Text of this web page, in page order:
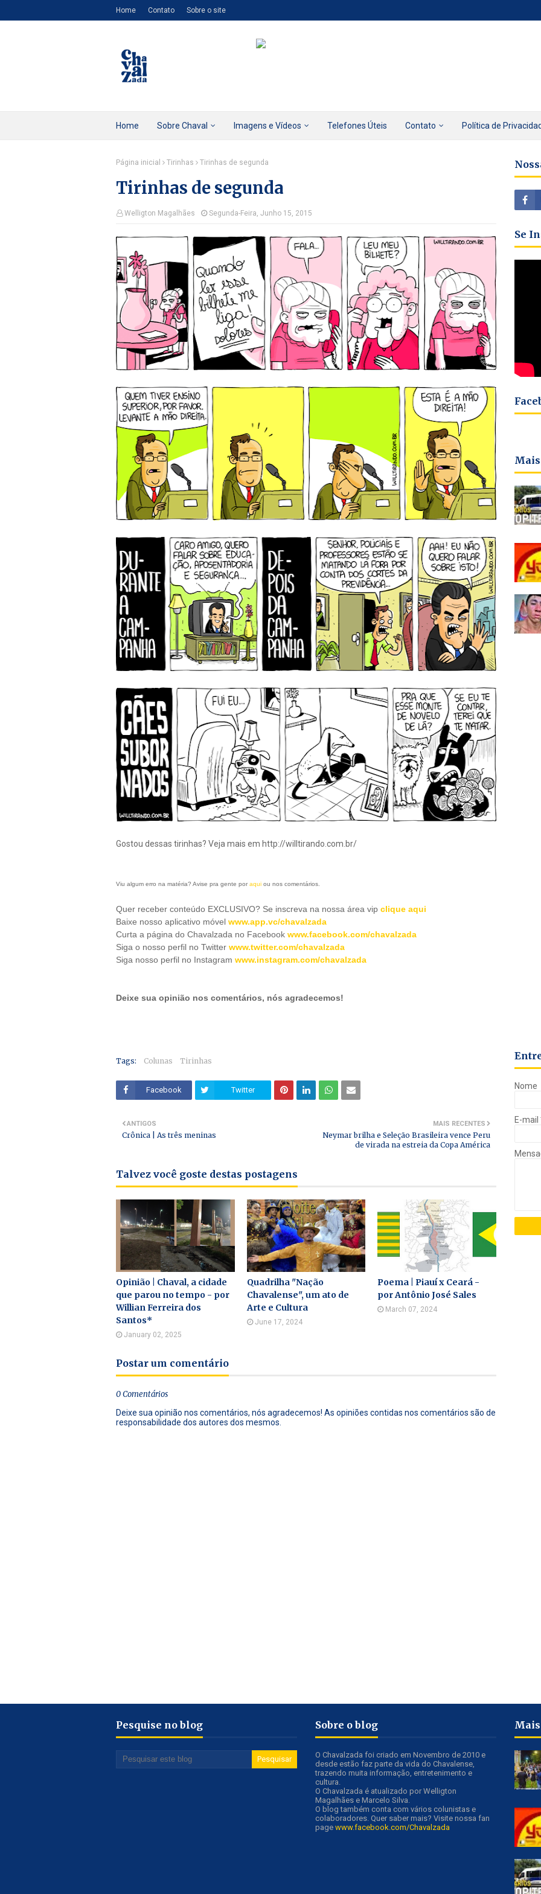
Home Contato Sobre o site
Home Sobre Chaval Imagens e Vídeos Telefones Úteis Contato Política de
Página inicial Tirinhas Tirinhas de segunda
Tirinhas de segunda
Welligton Magalhães Segunda-Feira, Junho 15, 2015
Gostou dessas tirinhas? Veja mais em http://willtirando.com.br/
Viu algum erro na matéria? Avise pra gente por aqui ou nos comentários.
Quer receber conteúdo EXCLUSIVO? Se inscreva na nossa área vip clique aqui
Baixe nosso aplicativo móvel www.app.vc/chavalzada
Curta a página do Chavalzada no Facebook www.facebook.com/chavalzada
Siga o nosso perfil no Twitter www.twitter.com/chavalzada
Siga nosso perfil no Instagram www.instagram.com/chavalzada
Deixe sua opinião nos comentários, nós agradecemos!
Tags: Colunas Tirinhas
Facebook Twitter
MAIS RECENTES
Neymar brilha e Seleção Brasileira vence Peru
de virada na estreia da Copa América
ANTIGOS
Crônica | As três meninas
Talvez você goste destas postagens
Opinião | Chaval, a cidade
que parou no tempo - por
Willian Ferreira dos
Santos*
January 02, 2025
Quadrilha "Nação
Chavalense", um ato de
Arte e Cultura
June 17, 2024
Poema | Piauí x Ceará -
por Antônio José Sales
March 07, 2024
Postar um comentário
0 Comentários
Deixe sua opinião nos comentários, nós agradecemos! As opiniões contidas nos comentários são de
responsabilidade dos autores dos mesmos.
Se
Nome
E-mail
Pesquise no blog Sobre o blog
O Chavalzada foi criado em Novembro de 2010 e
desde estão faz parte da vida do Chavalense,
trazendo muita informação, entretenimento e
cultura.
O Chavalzada é atualizado por Welligton
Magalhães e Marcelo Silva.
O blog também conta com vários colunistas e
colaboradores. Quer saber mais? Visite nossa fan
page www.facebook.com/Chavalzada